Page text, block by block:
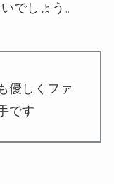
でしょう。
優しくファ
です